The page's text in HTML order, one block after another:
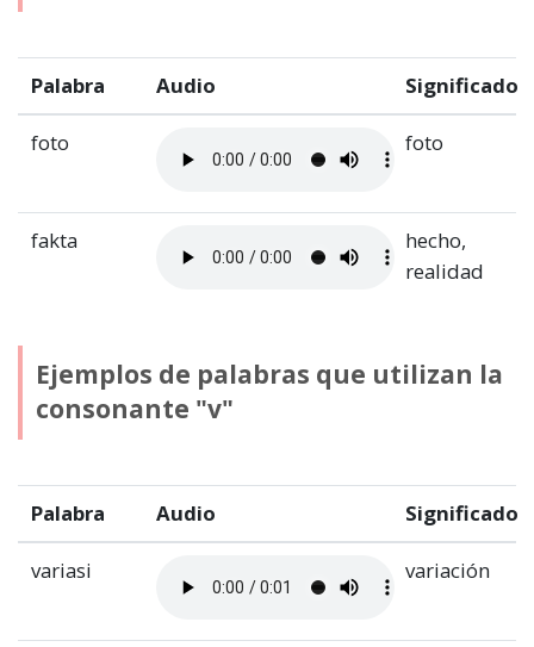
Palabra Audio Significado
foto foto
fakta
hecho,
realidad
Ejemplos de palabras que utilizan la
consonante "v"
Palabra Audio Significado
variasi variación